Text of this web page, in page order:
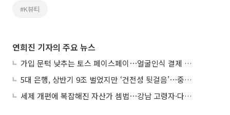
#K뷰티
연희진 기자의 주요 뉴스
가입 문턱 낮추는 토스 페이스페이⋯얼굴인식 결제 확산 속도낸다
5대 은행, 상반기 9조 벌었지만 ‘건전성 뒷걸음’⋯중기대출 문턱 높아지나
세제 개편에 복잡해진 자산가 셈법⋯강남 고령자·다주택자 ‘자산재편 고심’